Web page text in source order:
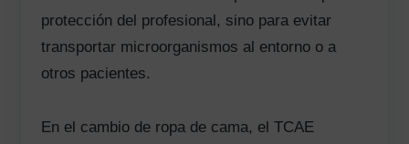
protección del profesional, sino para evitar
transportar microorganismos al entorno o a
otros pacientes.
En el cambio de ropa de cama, el TCAE